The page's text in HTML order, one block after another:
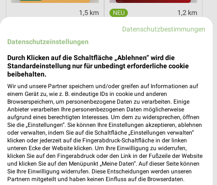
1,5 km 1,2 km
Gültig bis Mi. 12.08.
Zurbrüggen XXXLutz
Datenschutzbestimmungen
Datenschutzeinstellungen
Durch Klicken auf die Schaltfläche „Ablehnen“ wird die
Standardeinstellung nur für unbedingt erforderliche cookie
beibehalten.
Wir und unsere Partner speichern und/oder greifen auf Informationen auf
einem Gerät zu, wie z. B. eindeutige IDs in cookie und anderen
Browserspeichern, um personenbezogene Daten zu verarbeiten. Einige
Anbieter verarbeiten Ihre personenbezogenen Daten möglicherweise
aufgrund eines berechtigten Interesses. Um dem zu widersprechen, öffnen
Sie die „Einstellungen“. Sie können Ihre Einstellungen akzeptieren, ablehnen
oder verwalten, indem Sie auf die Schaltfläche „Einstellungen verwalten“
klicken oder jederzeit auf die Fingerabdruck-Schaltfläche in der linken
unteren Ecke der Website klicken. Um Ihre Einwilligung zu widerrufen,
klicken Sie auf den Fingerabdruck oder den Link in der Fußzeile der Website
und klicken Sie auf den Menüpunkt „Meine Daten“. Auf dieser Seite können
Sie Ihre Einwilligung widerrufen. Diese Entscheidungen werden unseren
Partnern mitgeteilt und haben keinen Einfluss auf die Browserdaten.